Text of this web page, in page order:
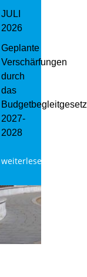
JULI
2026
Geplante
Verschärfungen
durch
das
Budgetbegleitgesetz
2027-
2028
weiterlesen